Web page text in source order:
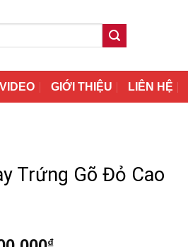
VIDEO GIỚI THIỆU LIÊN HỆ
Trứng Gõ Đỏ Cao
₫